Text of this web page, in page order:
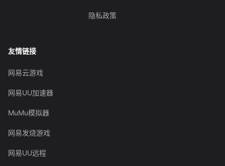
隐私政策
友情链接
网易云游戏
网易UU加速器
MuMu模拟器
网易发烧游戏
网易UU远程